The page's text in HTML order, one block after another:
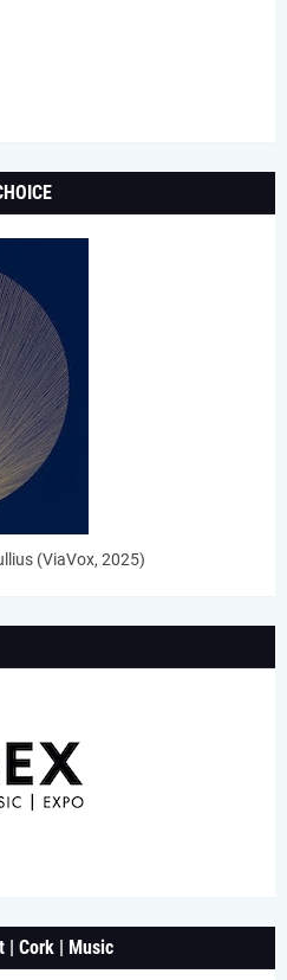
(ViaVox, 2025)
| Cork | Music